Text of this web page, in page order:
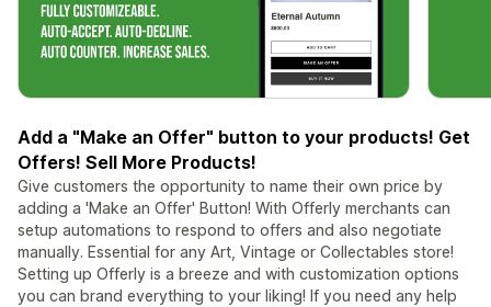
Add a "Make an Offer" button to your products! Get
Offers! Sell More Products!
Give customers the opportunity to name their own price by
adding a 'Make an Offer' Button! With Offerly merchants can
setup automations to respond to offers and also negotiate
manually. Essential for any Art, Vintage or Collectables store!
Setting up Offerly is a breeze and with customization options
you can brand everything to your liking! If you need any help